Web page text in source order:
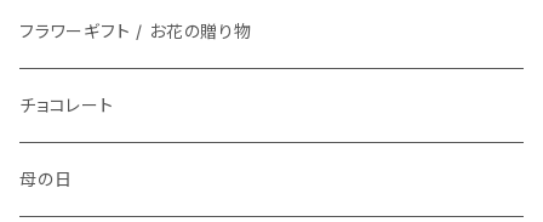
キッチンマット
アロマ用品
アクセサリー・ウォッチ収納
フラワーギフト / お花の贈り物
植物栽培キット
プリザーブドフラワー
文具
キッチン用品
箸置き
食器
お茶碗
紙ナプキン
イヤリング
指輪
ヘアゴム
フラワーギフト / お花の贈り物
チョコレート
母の日